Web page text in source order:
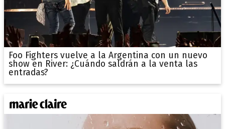
Foo Fighters vuelve a la Argentina con un nuevo
show en River: ¿Cuándo saldrán a la venta las
entradas?